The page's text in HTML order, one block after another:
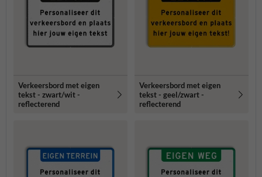
Verkeersbord met eigen
tekst - zwart/wit -
reflecterend
Verkeersbord met eigen
tekst - geel/zwart -
reflecterend